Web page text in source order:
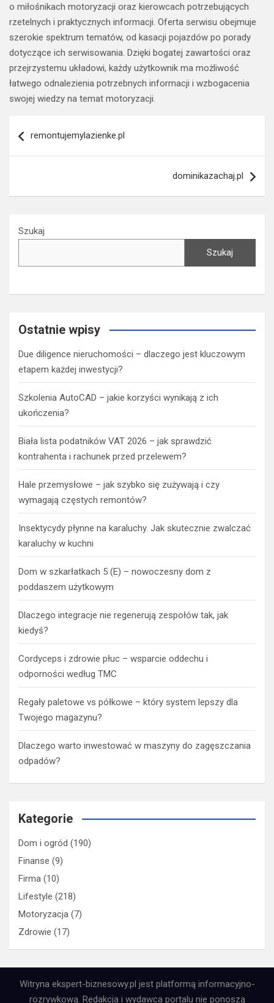
o miłośnikach motoryzacji oraz kierowcach potrzebujących
rzetelnych i praktycznych informacji. Oferta serwisu obejmuje
szerokie spektrum tematów, od kasacji pojazdów po porady
dotyczące ich serwisowania. Dzięki bogatej zawartości oraz
przejrzystemu układowi, każdy użytkownik ma możliwość
łatwego odnalezienia potrzebnych informacji i wzbogacenia
swojej wiedzy na temat motoryzacji.
wpisu
remontujemylazienke.pl
dominikazachaj.pl
Szukaj
Szukaj
Ostatnie wpisy
Due diligence nieruchomości – dlaczego jest kluczowym
etapem każdej inwestycji?
Szkolenia AutoCAD – jakie korzyści wynikają z ich
ukończenia?
Biała lista podatników VAT 2026 – jak sprawdzić
kontrahenta i rachunek przed przelewem?
Hale przemysłowe – jak szybko się zużywają i czy
wymagają częstych remontów?
Insektycydy płynne na karaluchy. Jak skutecznie zwalczać
karaluchy w kuchni
Dom w szkarłatkach 5 (E) – nowoczesny dom z
poddaszem użytkowym
Dlaczego integracje nie regenerują zespołów tak, jak
kiedyś?
Cordyceps i zdrowie płuc – wsparcie oddechu i
odporności według TMC
Regały paletowe vs półkowe – który system lepszy dla
Twojego magazynu?
Dlaczego warto inwestować w maszyny do zagęszczania
odpadów?
Kategorie
Dom i ogród (190)
Finanse (9)
Firma (10)
Lifestyle (218)
Motoryzacja (7)
Zdrowie (17)
Witryna ekspert-biznesowy.pl jest platformą informacyjno-
rozrywkową. Redakcja i wydawca portalu nie ponoszą